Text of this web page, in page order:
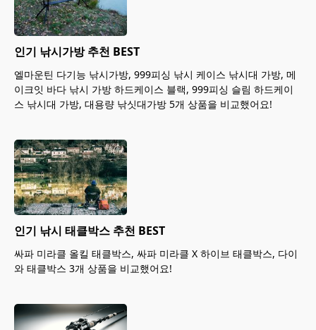
인기 낚시가방 추천 BEST
엘마운틴 다기능 낚시가방, 999피싱 낚시 케이스 낚시대 가방, 메
이크잇 바다 낚시 가방 하드케이스 블랙, 999피싱 슬림 하드케이
스 낚시대 가방, 대용량 낚싯대가방 5개 상품을 비교했어요!
인기 낚시 태클박스 추천 BEST
싸파 미라클 올킬 태클박스, 싸파 미라클 X 하이브 태클박스, 다이
와 태클박스 3개 상품을 비교했어요!